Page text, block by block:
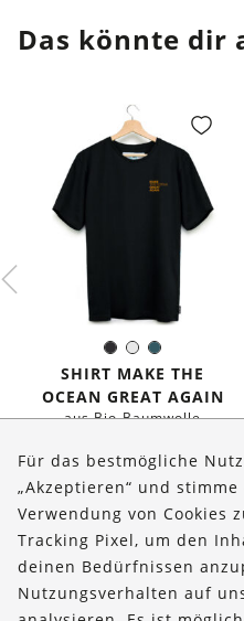
Das könnte dir
Schwarz
WeißDunkles
Petrol
Farbe:
SHIRT MAKE THE
OCEAN GREAT AGAIN
aus Bio-Baumwolle
Über uns
Bestellungen
Kontakt & Hilfe
Für das bestmögliche
„Akzeptieren“ und
Verwendung von Cookies
Tracking Pixel, um den
deinen Bedürfnissen
Nutzungsverhalten auf